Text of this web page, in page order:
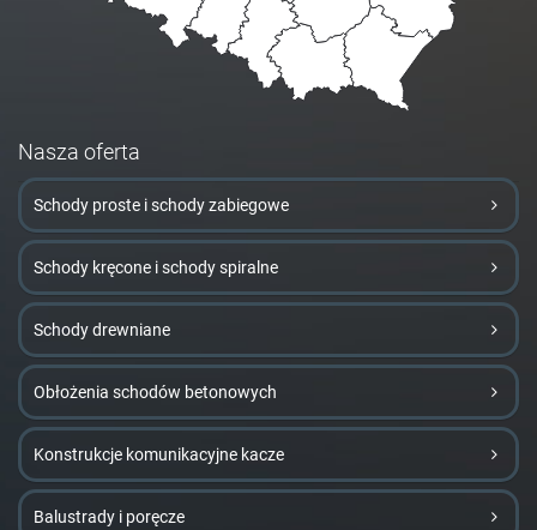
Nasza oferta
Schody proste i schody zabiegowe
Schody kręcone i schody spiralne
Schody drewniane
Obłożenia schodów betonowych
Konstrukcje komunikacyjne kacze
Balustrady i poręcze